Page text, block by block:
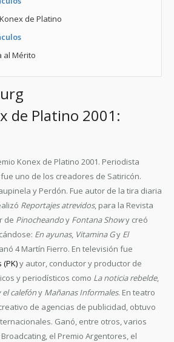
de Platino
al Mérito
de Platino 2001:
Konex de Platino 2001. Periodista
uno de los creadores de Satiricón.
y Perdón. Fue autor de la tira diaria
Reportajes atrevidos, para la Revista
de Pinocheandoy Fontana Showy creó
En ayunas, Vitamina Gy El
4 Martín Fierro. En televisión fue
(PK)y autor, conductor y productor de
y periodísticos como La noticia rebelde,
el calefóny Mañanas Informales. En teatro
de agencias de publicidad, obtuvo
Ganó, entre otros, varios
el Premio Argentores, el